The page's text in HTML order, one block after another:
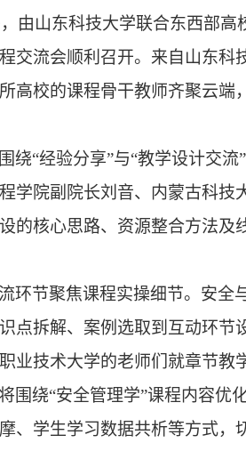
由山东科技大学联合东西部
交流会顺利召开。来自山东科
高校的课程骨干教师齐聚云端
围绕“经验分享”与“教学设计交
学院副院长刘音、内蒙古科技
的核心思路、资源整合方法及
环节聚焦课程实操细节。安全
点拆解、案例选取到互动环
业技术大学的老师们就章节教
围绕“安全管理学”课程内容优
、学生学习数据共析等方式，